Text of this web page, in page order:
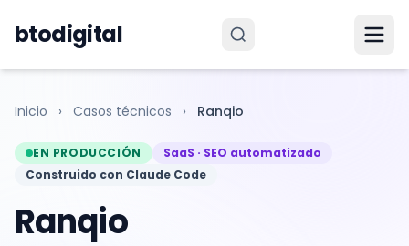
btodigital
Inicio › Casos técnicos › Ranqio
EN PRODUCCIÓN
SaaS · SEO automatizado
Construido con Claude Code
Ranqio